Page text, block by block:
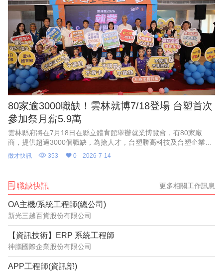
80家逾3000職缺！雲林就博7/18登場 台塑首次
參加祭月薪5.9萬
雲林縣府將在7月18日在縣立體育館舉辦就業博覽會，有80家廠
商，提供超過3000個職缺，為搶人才，台塑勝高科技及台塑企業首
度參加，開出200多個職缺，且現場辦理筆試、面試，通過馬上錄
取，其中工程師月薪
徵才快訊 353 0 2026-7-14
職缺快訊 更多相關工作訊息
OA主機/系統工程師(總公司)
新光三越百貨股份有限公司
【資訊技術】ERP 系統工程師
神腦國際企業股份有限公司
APP工程師(資訊部)